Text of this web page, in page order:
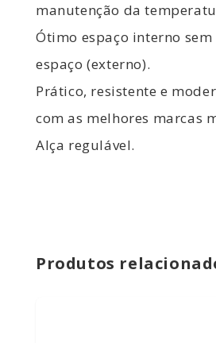
manutenção da
Ótimo espaço interno
espaço (externo).
Prático, resistente e
com as melhores marcas
Alça regulável.
Produtos